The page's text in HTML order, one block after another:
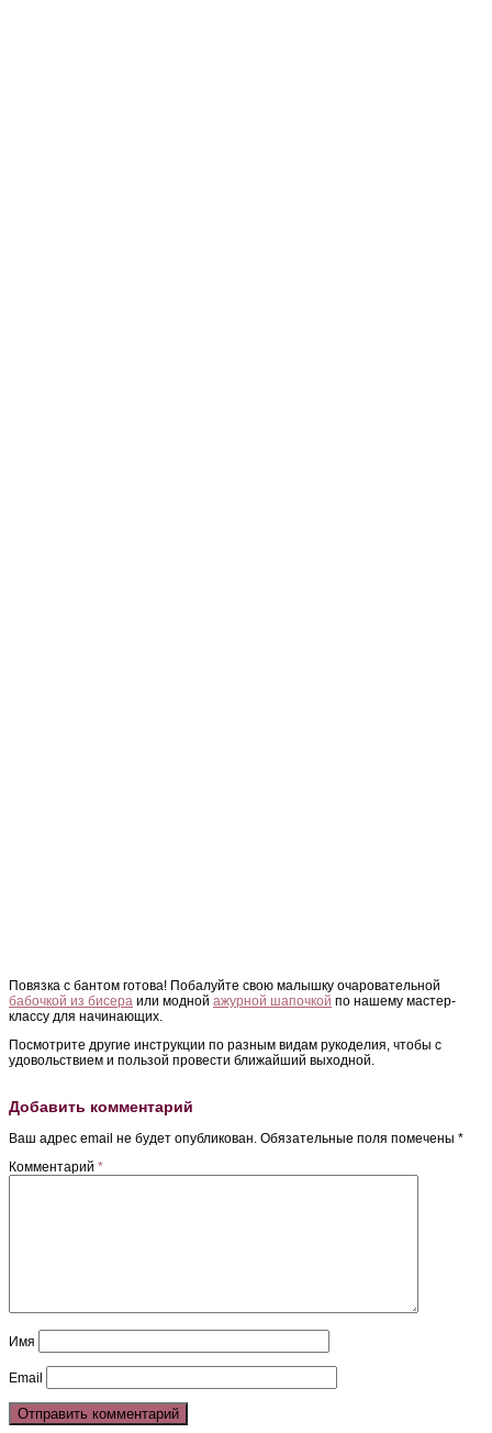
Повязка с бантом готова! Побалуйте свою малышку очаровательной
бабочкой из бисера или модной ажурной шапочкой по нашему мастер-
классу для начинающих.
Посмотрите другие инструкции по разным видам рукоделия, чтобы с
удовольствием и пользой провести ближайший выходной.
Добавить комментарий
Ваш адрес email не будет опубликован. Обязательные поля помечены *
Комментарий *
Имя
Email